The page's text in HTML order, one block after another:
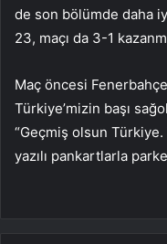
de son bölümde daha
23, maçı da 3-1
Maç öncesi
Türkiye’mizin başı
“Geçmiş olsun Türkiye.
yazılı pankartlarla